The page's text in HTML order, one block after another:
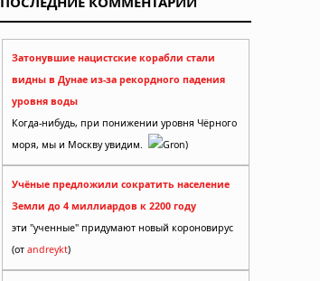
Затонувшие нацистские корабли стали
видны в Дунае из-за рекордного падения
уровня воды
Когда-нибудь, при понижении уровня Чёрного
моря, мы и Москву увидим.
Gron)
Учёные предложили сократить население
Земли до 4 миллиардов к 2200 году
эти "ученные" придумают новый короновирус
(от andreykt)